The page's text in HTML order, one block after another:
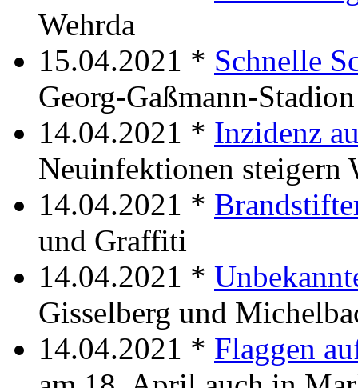
Wehrda
15.04.2021 * Schnelle
Georg-Gaßmann-Stadion
14.04.2021 * Inzidenz
Neuinfektionen steigern
14.04.2021 *
und Graffiti
14.04.2021 *
Gisselberg und
14.04.2021 * Flaggen